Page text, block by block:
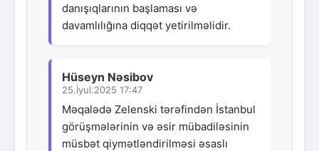
danışıqlarının başlaması və
davamlılığına diqqət yetirilməlidir.
Hüseyn Nəsibov
25.İyul.2025 17:47
Məqalədə Zelenski tərəfindən İstanbul
görüşmələrinin və əsir mübadiləsinin
müsbət qiymətləndirilməsi əsaslı